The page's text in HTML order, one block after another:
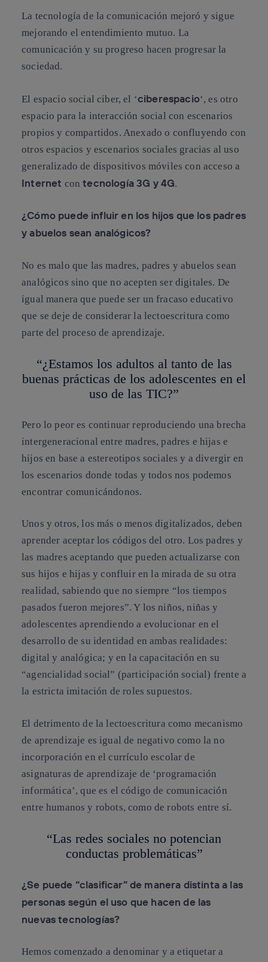
La tecnología de la comunicación mejoró y sigue
mejorando el entendimiento mutuo. La
comunicación y su progreso hacen progresar la
sociedad.
El espacio social ciber, el ‘ciberespacio‘, es otro
espacio para la interacción social con escenarios
propios y compartidos. Anexado o confluyendo con
otros espacios y escenarios sociales gracias al uso
generalizado de dispositivos móviles con acceso a
Internet contecnología 3G y 4G.
¿Cómo puede influir en los hijos que los padres
y abuelos sean analógicos?
No es malo que las madres, padres y abuelos sean
analógicos sino que no acepten ser digitales. De
igual manera que puede ser un fracaso educativo
que se deje de considerar la lectoescritura como
parte del proceso de aprendizaje.
“¿Estamos los adultos al tanto de las
buenas prácticas de los adolescentes en el
uso de las TIC?”
Pero lo peor es continuar reproduciendo una brecha
intergeneracional entre madres, padres e hijas e
hijos en base a estereotipos sociales y a divergir en
los escenarios donde todas y todos nos podemos
encontrar comunicándonos.
Unos y otros, los más o menos digitalizados, deben
aprender aceptar los códigos del otro. Los padres y
las madres aceptando que pueden actualizarse con
sus hijos e hijas y confluir en la mirada de su otra
realidad, sabiendo que no siempre “los tiempos
pasados fueron mejores”. Y los niños, niñas y
adolescentes aprendiendo a evolucionar en el
desarrollo de su identidad en ambas realidades:
digital y analógica; y en la capacitación en su
“agencialidad social” (participación social) frente a
la estricta imitación de roles supuestos.
El detrimento de la lectoescritura como mecanismo
de aprendizaje es igual de negativo como la no
incorporación en el currículo escolar de
asignaturas de aprendizaje de ‘programación
informática’, que es el código de comunicación
entre humanos y robots, como de robots entre sí.
“Las redes sociales no potencian
conductas problemáticas”
¿Se puede “clasificar” de manera distinta a las
personas según el uso que hacen de las
nuevas tecnologías?
Hemos comenzado a denominar y a etiquetar a